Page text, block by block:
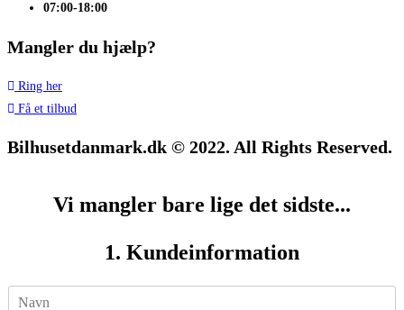
07:00-18:00
Mangler du hjælp?
Ring her
Få et tilbud
Bilhusetdanmark.dk © 2022. All Rights Reserved.
Vi mangler bare lige det sidste...
1. Kundeinformation